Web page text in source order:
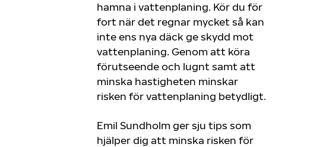
hamna i vattenplaning. Kör du för
fort när det regnar mycket så kan
inte ens nya däck ge skydd mot
vattenplaning. Genom att köra
förutseende och lugnt samt att
minska hastigheten minskar
risken för vattenplaning betydligt.
Emil Sundholm ger sju tips som
hjälper dig att minska risken för